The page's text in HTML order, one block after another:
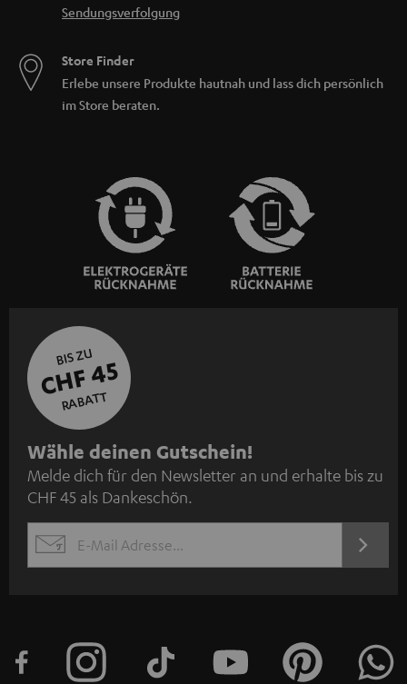
Sendungsverfolgung
Store Finder
Erlebe unsere Produkte hautnah und lass dich persönlich
im Store beraten.
BIS ZU
CHF 45
RABATT
N
e
w
s
l
e
Wähle deinen Gutschein!
Melde dich für den Newsletter an und erhalte bis zu
CHF 45 als Dankeschön.
EMAIL
JETZT